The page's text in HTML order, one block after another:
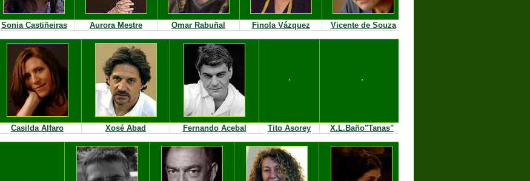
Sonia Castiñeiras Aurora Mestre Omar Rabuñal Finola Vázquez Vicente de Souza
Casilda Alfaro Xosé Abad Fernando Acebal Tito Asorey X.L.Baño"Tanas"